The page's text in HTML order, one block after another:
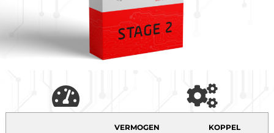
VERMOGEN KOPPEL